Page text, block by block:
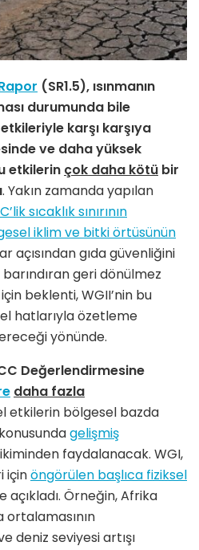
(SR1.5), ısınmanın
durumunda bile
karşı karşıya
ve daha yüksek
etkilerin çok daha kötü bir
. Yakın zamanda yapılan
sıcaklık sınırının
iklim ve bitki örtüsünün
açısından gıda güvenliğini
geri dönülmez
beklenti, WGII’nin bu
hatlarıyla özetleme
yönünde.
Değerlendirmesine
daha fazla
etkilerin bölgesel bazda
gelişmiş
faydalanacak. WGI,
içinöngörülen başlıca fiziksel
açıkladı. Örneğin, Afrika
ortalamasının
deniz seviyesi artışı